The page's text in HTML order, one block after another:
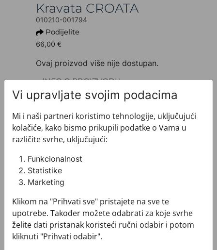
Kravata CROATA
010210-001794
Podijelite
66,00 €
Ovaj proizvod više nije dostupan.
+ INFO O PROIZVODU
Dezen: Klasični
Motiv: Sitni uzorak
Boja: Ljubičasta
Proizvod: Kravata
Veličina: Uska 7 cm
Brand: CROATA
Sirovinski sastav : Svila 100%
+ MATERIJAL I ODRŽAVANJE
+ DOSTAVA
+ POVRATI I ZAMJENE
Vi upravljate svojim podacima
Mi i naši partneri koristimo tehnologije, uključujući
kolačiće, kako bismo prikupili podatke o Vama u
različite svrhe, uključujući:
Funkcionalnost
Statistike
Marketing
Klikom na "Prihvati sve" pristajete na sve te
upotrebe. Također možete odabrati za koje svrhe
želite dati pristanak koristeći ručni odabir i potom
kliknuti "Prihvati odabir".